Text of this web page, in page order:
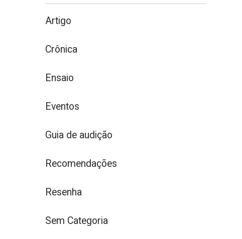
Artigo
Crônica
Ensaio
Eventos
Guia de audição
Recomendações
Resenha
Sem Categoria